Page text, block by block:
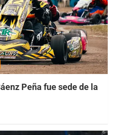
Peña fue sede de la